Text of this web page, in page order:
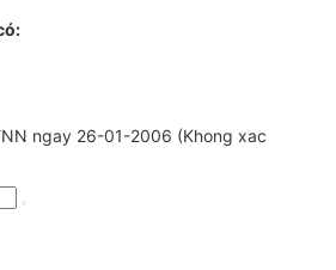
ngay 26-01-2006 (Khong xac